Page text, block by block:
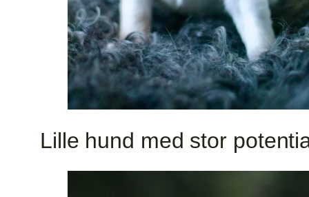
Lille hund med stor